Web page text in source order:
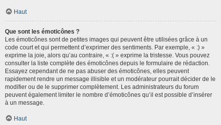
Haut
Que sont les émoticônes ?
Les émoticônes sont de petites images qui peuvent être utilisées grâce à un
code court et qui permettent d’exprimer des sentiments. Par exemple, « :) »
exprime la joie, alors qu’au contraire, « :( » exprime la tristesse. Vous pouvez
consulter la liste complète des émoticônes depuis le formulaire de rédaction.
Essayez cependant de ne pas abuser des émoticônes, elles peuvent
rapidement rendre un message illisible et un modérateur pourrait décider de le
modifier ou de le supprimer complètement. Les administrateurs du forum
peuvent également limiter le nombre d’émoticônes qu’il est possible d’insérer
à un message.
Haut